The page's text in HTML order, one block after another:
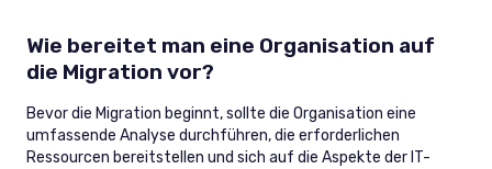
Wie bereitet man eine Organisation auf
die Migration vor?
Bevor die Migration beginnt, sollte die Organisation eine
umfassende Analyse durchführen, die erforderlichen
Ressourcen bereitstellen und sich auf die Aspekte der IT-